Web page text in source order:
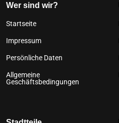
Wer sind wir?
Startseite
Impressum
Persönliche Daten
Allgemeine
Geschäftsbedingungen